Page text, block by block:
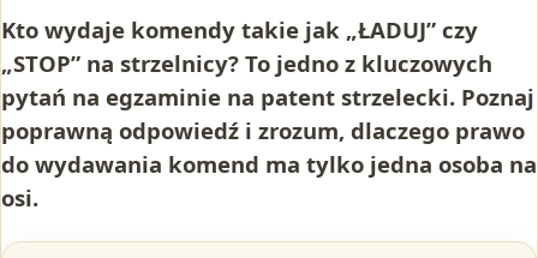
Kto wydaje komendy takie jak „ŁADUJ” czy
„STOP” na strzelnicy? To jedno z kluczowych
pytań na egzaminie na patent strzelecki. Poznaj
poprawną odpowiedź i zrozum, dlaczego prawo
do wydawania komend ma tylko jedna osoba na
osi.